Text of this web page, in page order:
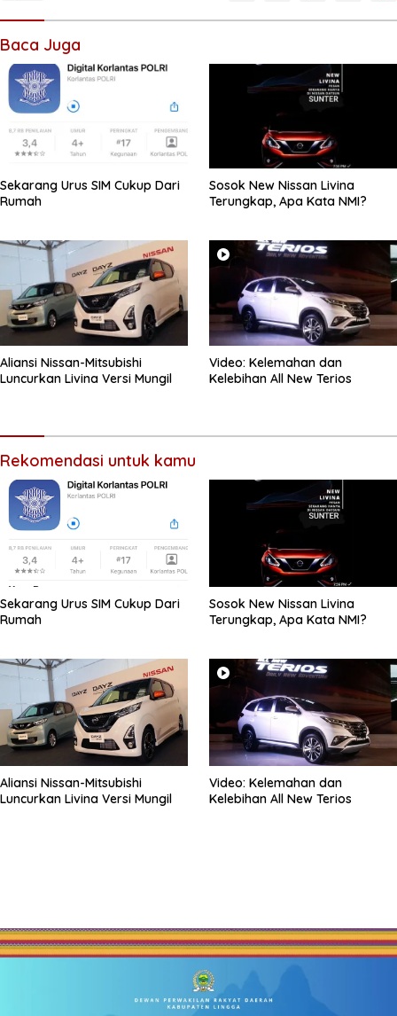
Baca Juga
Sekarang Urus SIM Cukup Dari
Rumah
Sosok New Nissan Livina
Terungkap, Apa Kata NMI?
Aliansi Nissan-Mitsubishi
Luncurkan Livina Versi Mungil
Video: Kelemahan dan
Kelebihan All New Terios
Rekomendasi untuk kamu
Sekarang Urus SIM Cukup Dari
Rumah
Sosok New Nissan Livina
Terungkap, Apa Kata NMI?
Aliansi Nissan-Mitsubishi
Luncurkan Livina Versi Mungil
Video: Kelemahan dan
Kelebihan All New Terios